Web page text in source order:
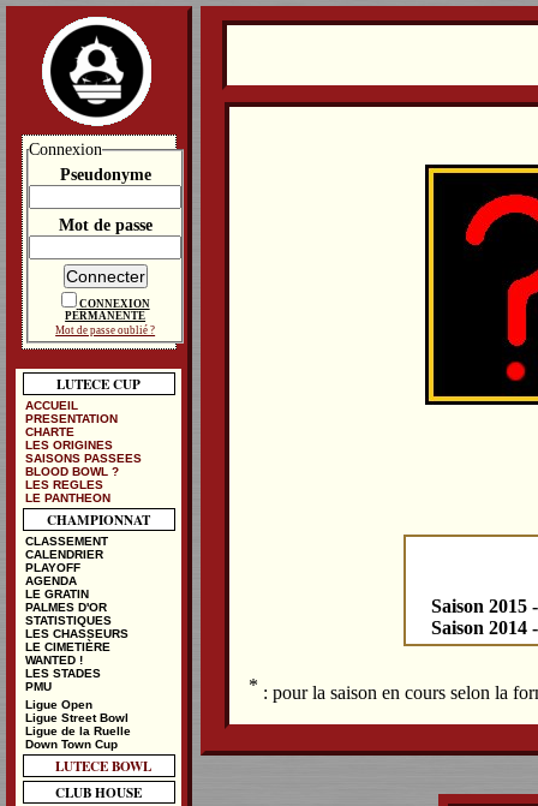
Saison 2015
Saison 2014
* : pour la saison en cours selon la
Connexion
Pseudonyme
Mot de passe
CONNEXION
PERMANENTE
Mot de passe oublié ?
LUTECE CUP
ACCUEIL
PRESENTATION
CHARTE
LES ORIGINES
SAISONS PASSEES
BLOOD BOWL ?
LES REGLES
LE PANTHEON
CHAMPIONNAT
CLASSEMENT
CALENDRIER
PLAYOFF
AGENDA
LE GRATIN
PALMES D'OR
STATISTIQUES
LES CHASSEURS
LE CIMETIÈRE
WANTED !
LES STADES
PMU
Ligue Open
Ligue Street Bowl
Ligue de la Ruelle
Down Town Cup
LUTECE BOWL
CLUB HOUSE